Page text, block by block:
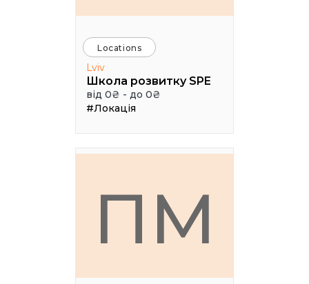
Locations
Lviv
Школа розвитку SPE
від 0₴ - до 0₴
#Локація
ПМ